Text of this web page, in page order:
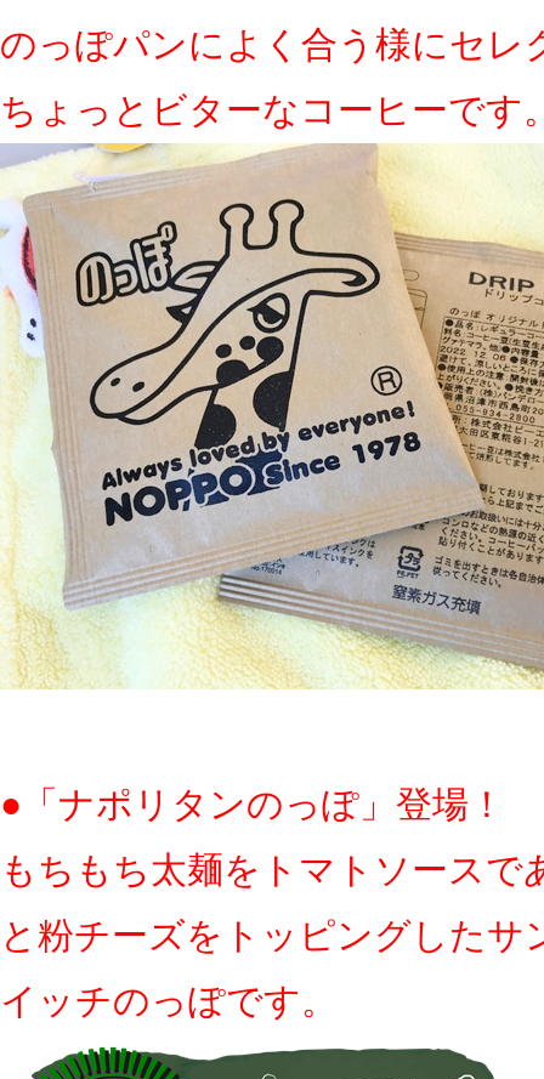
のっぽパンによく合う様にセレ
ちょっとビターなコーヒーです
●「ナポリタンのっぽ」登場！
もちもち太麺をトマトソースで
と粉チーズをトッピングしたサ
イッチのっぽです。